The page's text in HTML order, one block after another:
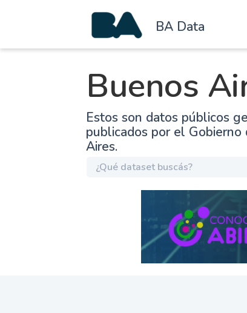
BA Data
Buenos
Estos son datos públicos
publicados por el
Aires.